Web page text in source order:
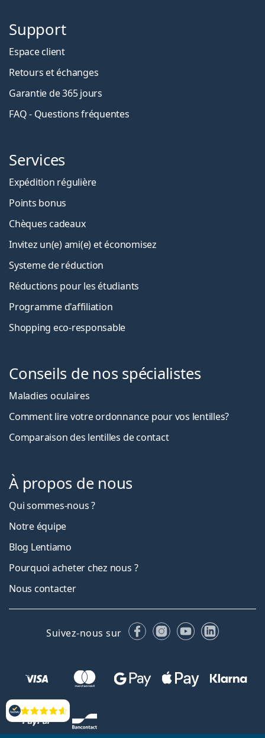
Évaluation
Support
Espace client
Retours et échanges
Garantie de 365 jours
FAQ - Questions fréquentes
Services
Expédition régulière
Points bonus
Chèques cadeaux
Invitez un(e) ami(e) et économisez
Systeme de réduction
Réductions pour les étudiants
Programme d'affiliation
Shopping eco-responsable
Conseils de nos spécialistes
Maladies oculaires
Comment lire votre ordonnance pour vos lentilles?
Comparaison des lentilles de contact
À propos de nous
Qui sommes-nous ?
Notre équipe
Blog Lentiamo
Pourquoi acheter chez nous ?
Nous contacter
Suivez-nous sur FacebookInstagram
YouTubeLinkedIn